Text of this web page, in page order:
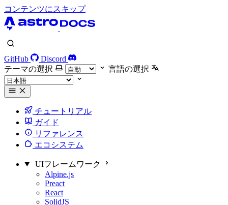
コンテンツにスキップ
GitHub
Discord
テーマの選択
言語の選択
チュートリアル
ガイド
リファレンス
エコシステム
UIフレームワーク
Alpine.js
Preact
React
SolidJS